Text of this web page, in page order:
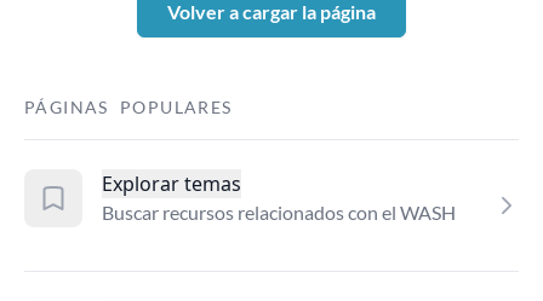
Volver a cargar la página
PÁGINAS POPULARES
Explorar temas
Buscar recursos relacionados con el WASH